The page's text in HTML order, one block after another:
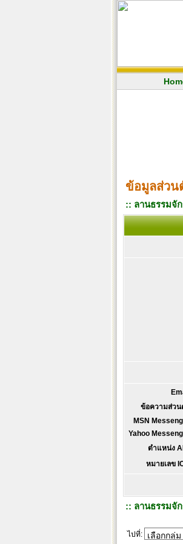
ข้อมูลส่วน
:: ลานธรรมจั
ข้อความส่วน
MSN
Yahoo
ตำแหน่ง
หมายเลข
:: ลานธรรมจั
ไปที่: